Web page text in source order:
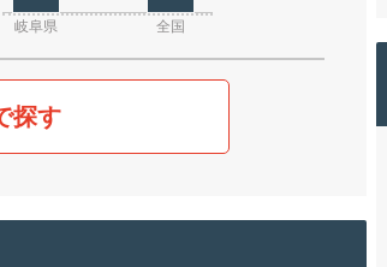
岐阜県 全国
探す